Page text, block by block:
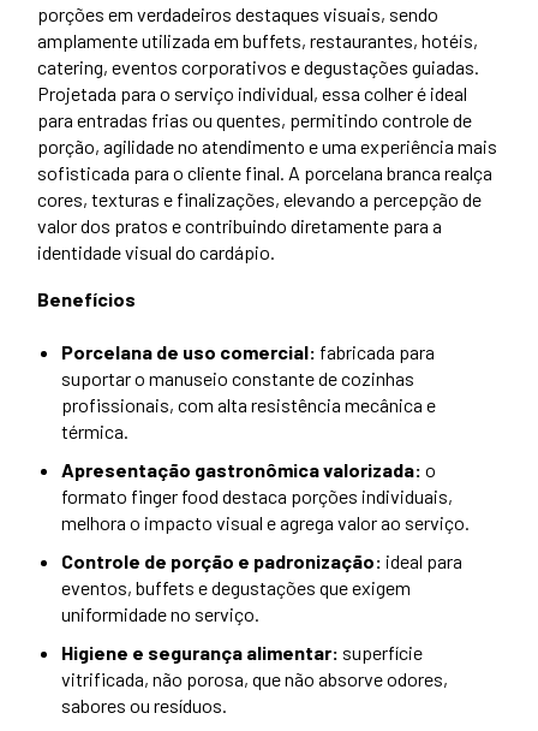
porções em verdadeiros destaques visuais, sendo
amplamente utilizada em buffets, restaurantes, hotéis,
catering, eventos corporativos e degustações guiadas
Projetada para o serviço individual, essa colher é ideal
para entradas frias ou quentes, permitindo controle de
porção, agilidade no atendimento e uma experiência mais
sofisticada para o cliente final. A porcelana branca realça
cores, texturas e finalizações, elevando a percepção de
valor dos pratos e contribuindo diretamente para a
identidade visual do cardápio.
Benefícios
Porcelana de uso comercial: fabricada para
suportar o manuseio constante de cozinhas
profissionais, com alta resistência mecânica e
térmica.
Apresentação gastronômica valorizada: o
formato finger food destaca porções individuais,
melhora o impacto visual e agrega valor ao serviço.
Controle de porção e padronização: ideal para
eventos, buffets e degustações que exigem
uniformidade no serviço.
Higiene e segurança alimentar: superfície
vitrificada, não porosa, que não absorve odores,
sabores ou resíduos.